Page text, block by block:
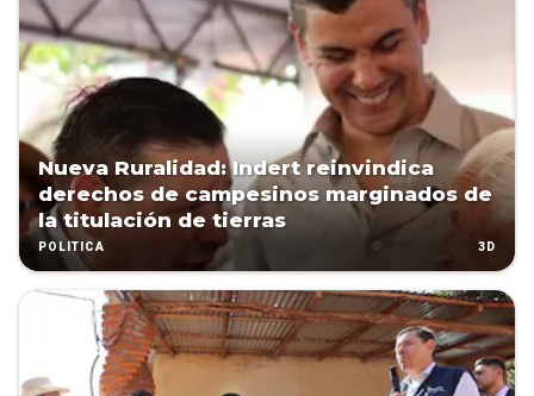
Nueva Ruralidad: Indert reinvindica
derechos de campesinos marginados de
la titulación de tierras
POLÍTICA 3D